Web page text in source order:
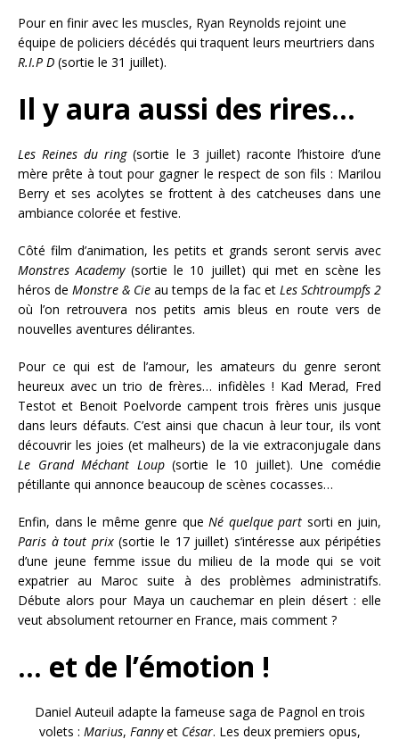
Pour en finir avec les muscles, Ryan Reynolds rejoint une
équipe de policiers décédés qui traquent leurs meurtriers dans
R.I.P D (sortie le 31 juillet).
Il y aura aussi des rires…
Les Reines du ring(sortie le 3 juillet) raconte l’histoire d’une
mère prête à tout pour gagner le respect de son fils : Marilou
Berry et ses acolytes se frottent à des catcheuses dans une
ambiance colorée et festive.
Côté film d’animation, les petits et grands seront servis avec
Monstres Academy(sortie le 10 juillet) qui met en scène les
héros de Monstre & Cie au temps de la fac et Les Schtroumpfs 2
où l’on retrouvera nos petits amis bleus en route vers de
nouvelles aventures délirantes.
Pour ce qui est de l’amour, les amateurs du genre seront
heureux avec un trio de frères… infidèles ! Kad Merad, Fred
Testot et Benoit Poelvorde campent trois frères unis jusque
dans leurs défauts. C’est ainsi que chacun à leur tour, ils vont
découvrir les joies (et malheurs) de la vie extraconjugale dans
Le Grand Méchant Loup(sortie le 10 juillet). Une comédie
pétillante qui annonce beaucoup de scènes cocasses…
Enfin, dans le même genre queNé quelque part sorti en juin,
Paris à tout prix(sortie le 17 juillet) s’intéresse aux péripéties
d’une jeune femme issue du milieu de la mode qui se voit
expatrier au Maroc suite à des problèmes administratifs.
Débute alors pour Maya un cauchemar en plein désert : elle
veut absolument retourner en France, mais comment ?
… et de l’émotion !
Daniel Auteuil adapte la fameuse saga de Pagnol en trois
volets : Marius, Fannyet César. Les deux premiers opus,